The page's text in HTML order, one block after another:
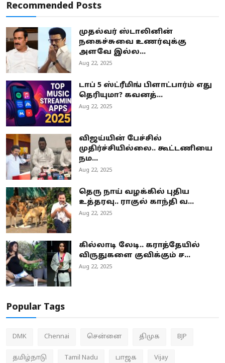
Recommended Posts
முதல்வர் ஸ்டாலினின்
நகைச்சுவை உணர்வுக்கு
அளவே இல்ல...
Aug 22, 2025
டாப் 5 ஸ்ட்ரீமிங் பிளாட்பார்ம் எது
தெரியுமா? கவனத்...
Aug 22, 2025
விஜய்யின் பேச்சில்
முதிர்ச்சியில்லை.. கூட்டணியை
நம...
Aug 22, 2025
தெரு நாய் வழக்கில் புதிய
உத்தரவு.. ராகுல் காந்தி வ...
Aug 22, 2025
கில்லாடி லேடி.. கராத்தேயில்
விருதுகளை குவிக்கும் ச...
Aug 22, 2025
Popular Tags
DMK Chennai சென்னை திமுக BJP
தமிழ்நாடு Tamil Nadu பாஜக Vijay